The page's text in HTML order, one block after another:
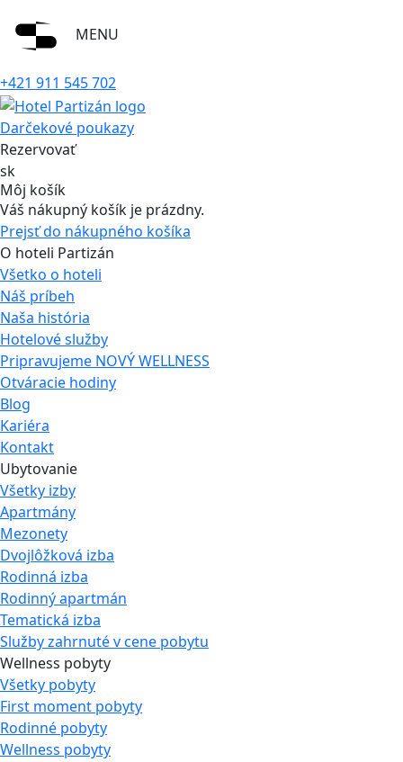
MENU
+421 911 545 702
Darčekové poukazy
Rezervovať
sk
Môj košík
Váš nákupný košík je prázdny.
Prejsť do nákupného košíka
O hoteli Partizán
Všetko o hoteli
Náš príbeh
Naša história
Hotelové služby
Pripravujeme NOVÝ WELLNESS
Otváracie hodiny
Blog
Kariéra
Kontakt
Ubytovanie
Všetky izby
Apartmány
Mezonety
Dvojlôžková izba
Rodinná izba
Rodinný apartmán
Tematická izba
Služby zahrnuté v cene pobytu
Wellness pobyty
Všetky pobyty
First moment pobyty
Rodinné pobyty
Wellness pobyty